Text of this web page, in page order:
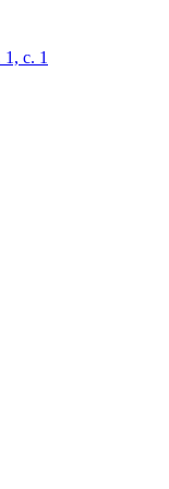
с. 1